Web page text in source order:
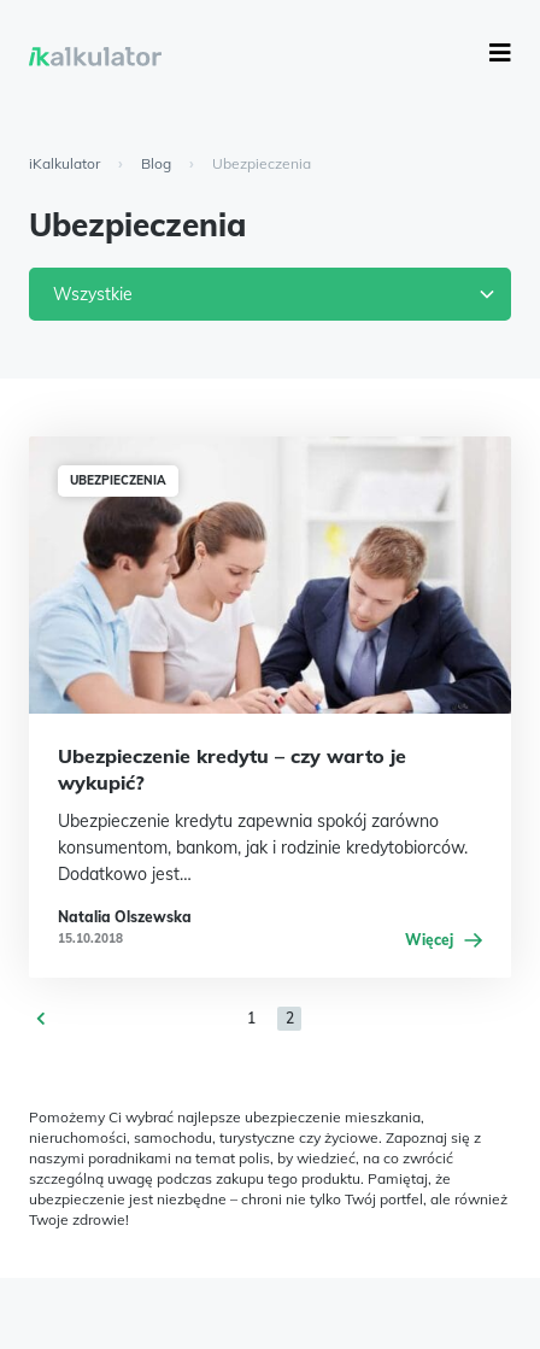
iKalkulator › Blog › Ubezpieczenia
Ubezpieczenia
Wszystkie
UBEZPIECZENIA
Ubezpieczenie kredytu – czy warto je
wykupić?
Ubezpieczenie kredytu zapewnia spokój zarówno
konsumentom, bankom, jak i rodzinie kredytobiorców.
Dodatkowo jest…
Natalia Olszewska
15.10.2018 Więcej
1 2
Pomożemy Ci wybrać najlepsze ubezpieczenie mieszkania,
nieruchomości, samochodu, turystyczne czy życiowe. Zapoznaj się z
naszymi poradnikami na temat polis, by wiedzieć, na co zwrócić
szczególną uwagę podczas zakupu tego produktu. Pamiętaj, że
ubezpieczenie jest niezbędne – chroni nie tylko Twój portfel, ale również
Twoje zdrowie!